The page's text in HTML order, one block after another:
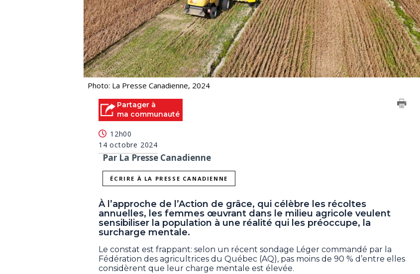
Photo: La Presse Canadienne, 2024
Partager à
ma communauté
12h00
14 octobre 2024
Par La Presse Canadienne
ÉCRIRE À LA PRESSE CANADIENNE
À l’approche de l’Action de grâce, qui célèbre les récoltes
annuelles, les femmes œuvrant dans le milieu agricole veulent
sensibiliser la population à une réalité qui les préoccupe, la
surcharge mentale.
Le constat est frappant: selon un récent sondage Léger commandé par la
Fédération des agricultrices du Québec (AQ), pas moins de 90 % d’entre elles
considèrent que leur charge mentale est élevée.